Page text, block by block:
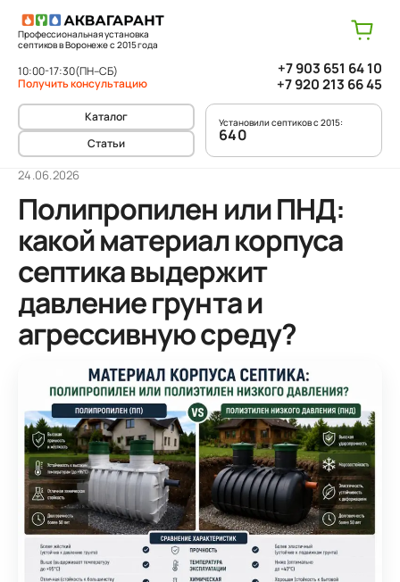
Профессиональная установка
септиков в Воронеже с 2015 года
Каталог
Статьи
Установили септиков с 2015:
640
10:00-17:30(ПН–СБ)
Получить консультацию
+7 903 651 64 10
+7 920 213 66 45
24.06.2026
Полипропилен или ПНД:
какой материал корпуса
септика выдержит
давление грунта и
агрессивную среду?